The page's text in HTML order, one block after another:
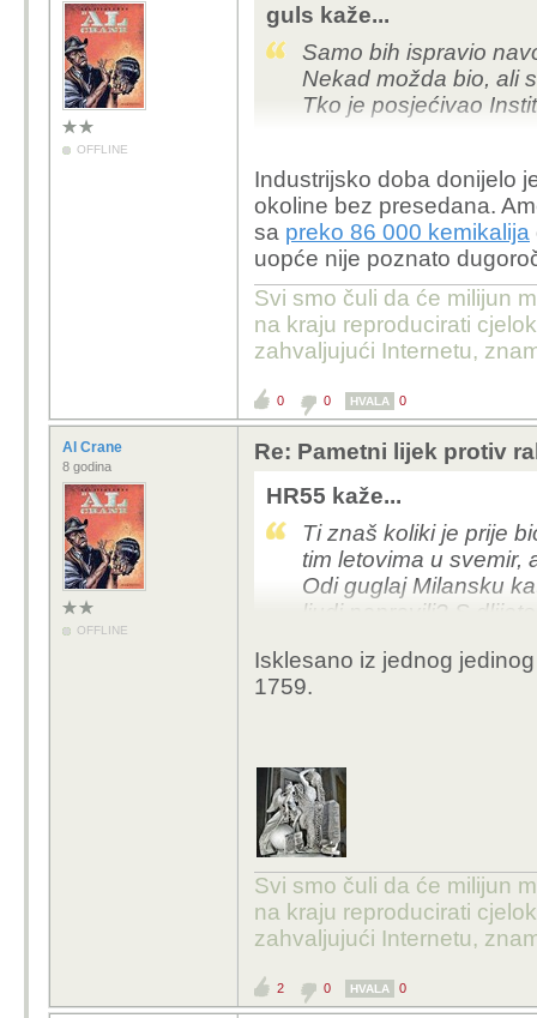
OFFLINE
guls kaže...
Samo bih ispravio
Nekad možda bio, ali
Tko je posjećivao
premladi ste vi za to",
Industrijsko doba donijelo
okoline bez presedana.
sa preko 86 000 kemikalija
uopće nije poznato
Svi smo čuli da će milijun
na kraju reproducirati
zahvaljujući Internetu,
0 0 HVALA 0
Al Crane
8 godina
OFFLINE
Re: Pametni lijek protiv
HR55 kaže...
Ti znaš koliki je prije
tim letovima u svemir,
Odi guglaj Milansku
ljudi napravili? S
Isklesano iz jednog
1759.
Svi smo čuli da će milijun
na kraju reproducirati
zahvaljujući Internetu,
2 0 HVALA 0